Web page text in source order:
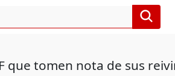
que tomen nota de sus